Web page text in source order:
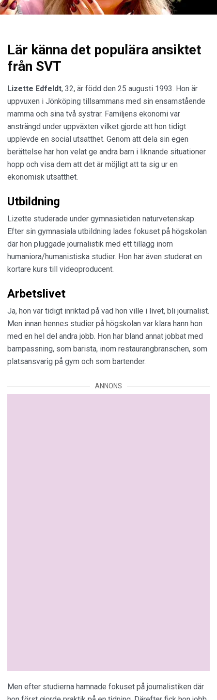
Lär känna det populära ansiktet
från SVT
Lizette Edfeldt, 32, är född den 25 augusti 1993. Hon är
uppvuxen i Jönköping tillsammans med sin ensamstående
mamma och sina två systrar. Familjens ekonomi var
ansträngd under uppväxten vilket gjorde att hon tidigt
upplevde en social utsatthet. Genom att dela sin egen
berättelse har hon velat ge andra barn i liknande situationer
hopp och visa dem att det är möjligt att ta sig ur en
ekonomisk utsatthet.
Utbildning
Lizette studerade under gymnasietiden naturvetenskap.
Efter sin gymnasiala utbildning lades fokuset på högskolan
där hon pluggade journalistik med ett tillägg inom
humaniora/humanistiska studier. Hon har även studerat en
kortare kurs till videoproducent.
Arbetslivet
Ja, hon var tidigt inriktad på vad hon ville i livet, bli journalist.
Men innan hennes studier på högskolan var klara hann hon
med en hel del andra jobb. Hon har bland annat jobbat med
barnpassning, som barista, inom restaurangbranschen, som
platsansvarig på gym och som bartender.
ANNONS
Men efter studierna hamnade fokuset på journalistiken där